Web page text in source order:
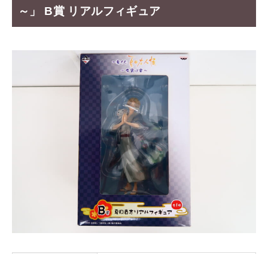
～」 B賞 リアルフィギュア